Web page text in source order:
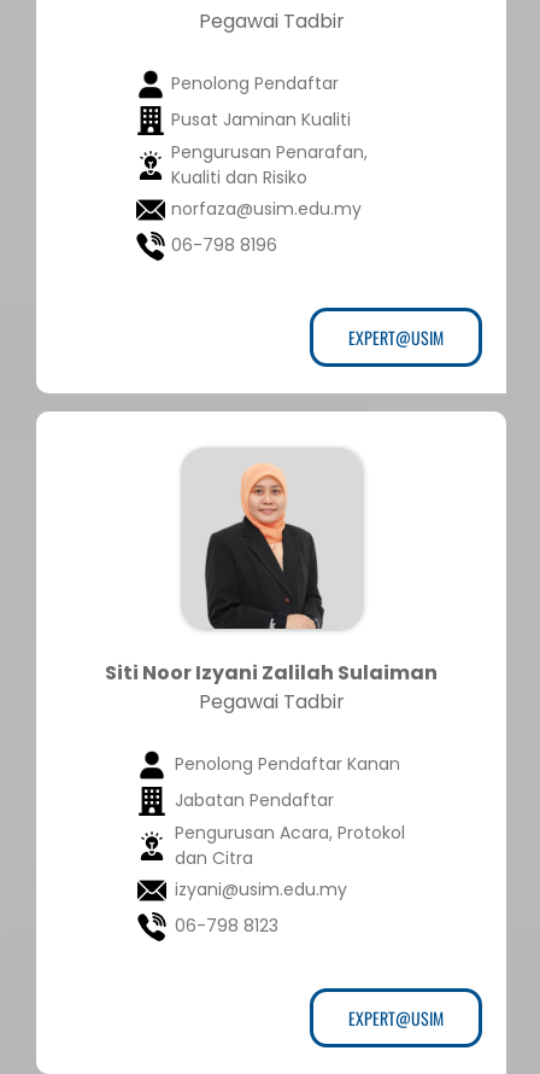
Pegawai Tadbir
Penolong Pendaftar
Pusat Jaminan Kualiti
Pengurusan Penarafan,
Kualiti dan Risiko
norfaza@usim.edu.my
06-798 8196
EXPERT@USIM
Siti Noor Izyani Zalilah Sulaiman
Pegawai Tadbir
Penolong Pendaftar Kanan
Jabatan Pendaftar
Pengurusan Acara, Protokol
dan Citra
izyani@usim.edu.my
06-798 8123
EXPERT@USIM